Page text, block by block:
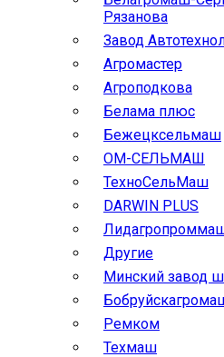
Рязанова
Завод
Агромастер
Агроподкова
Белама плюс
Бежецксельмаш
ОМ-СЕЛЬМАШ
ТехноСельМаш
DARWIN PLUS
Другие
Минский завод
Ремком
Техмаш